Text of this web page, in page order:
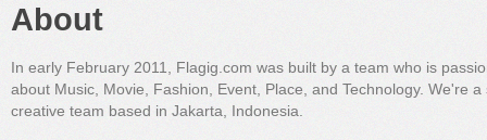
About
In early February 2011, Flagig.com was built by a team who is
about Music, Movie, Fashion, Event, Place, and Technology. We're a
creative team based in Jakarta, Indonesia.